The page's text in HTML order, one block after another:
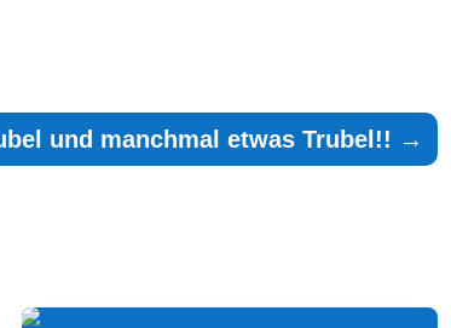
und manchmal etwas Trubel!! →